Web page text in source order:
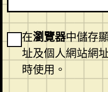
在瀏覽器中儲存
址及個人網站網
時使用。